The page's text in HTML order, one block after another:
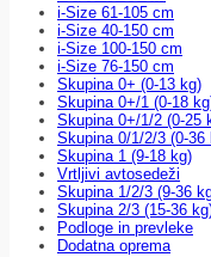
i-Size 61-105 cm
i-Size 40-150 cm
i-Size 100-150 cm
i-Size 76-150 cm
Skupina 0+ (0-13 kg)
Skupina 0+/1 (0-18
Skupina 0+/1/2 (0-25
Skupina 0/1/2/3 (0-36
Skupina 1 (9-18 kg)
Vrtljivi avtosedeži
Skupina 1/2/3 (9-36
Skupina 2/3 (15-36
Podloge in prevleke
Dodatna oprema